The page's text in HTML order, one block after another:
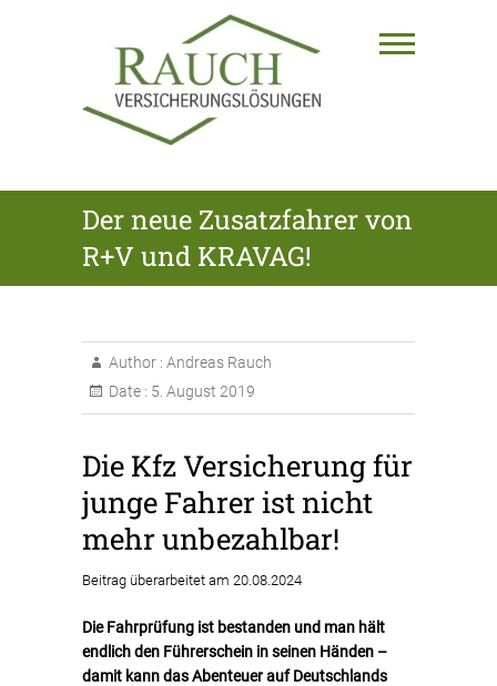
RAUCH
VERSICHERUNGSLÖSUNGEN
GmbH
Der neue Zusatzfahrer von
R+V und KRAVAG!
Author : Andreas Rauch
Date : 5. August 2019
Die Kfz Versicherung für
junge Fahrer ist nicht
mehr unbezahlbar!
Beitrag überarbeitet am 20.08.2024
Die Fahrprüfung ist bestanden und man hält
endlich den Führerschein in seinen Händen –
damit kann das Abenteuer auf Deutschlands